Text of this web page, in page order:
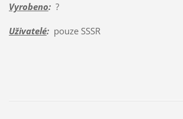
Vyrobeno:?
Uživatelé:pouze SSSR